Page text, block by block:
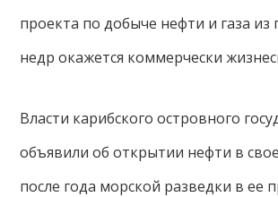
проекта по добыче нефти и газа из
недр окажется коммерчески
Власти карибского островного
объявили об открытии нефти в
после года морской разведки в ее